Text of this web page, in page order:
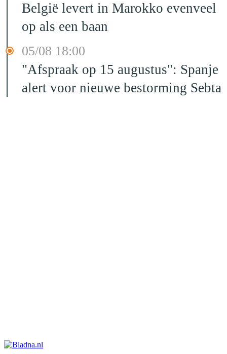
België levert in Marokko evenveel
op als een baan
05/08 18:00
"Afspraak op 15 augustus": Spanje
alert voor nieuwe bestorming Sebta